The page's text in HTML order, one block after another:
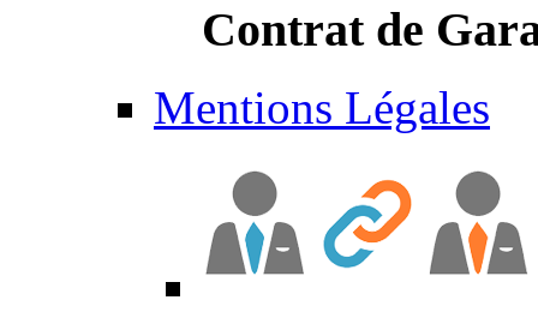
Contrat de
Mentions Légales